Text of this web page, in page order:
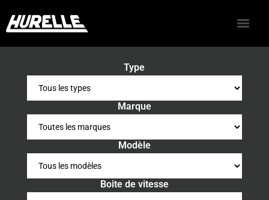
Type
Marque
Modèle
Boite de vitesse